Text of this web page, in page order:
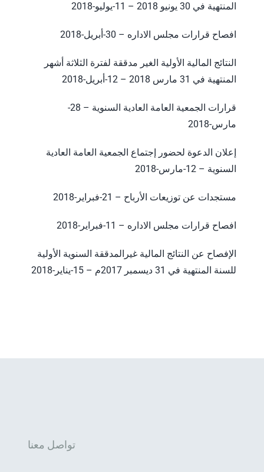
المنتهية في 30 يونيو 2018 – 11-يوليو-2018
افصاح قرارات مجلس الاداره – 30-أبريل-2018
النتائج المالية الأولية الغير مدققة لفترة الثلاثة أشهر
المنتهية في 31 مارس 2018 – 12-أبريل-2018
قرارات الجمعية العامة العادية السنوية – 28-
مارس-2018
إعلان الدعوة لحضور إجتماع الجمعية العامة العادية
السنوية – 12-مارس-2018
مستجدات عن توزيعات الأرباح – 21-فبراير-2018
افصاح قرارات مجلس الاداره – 11-فبراير-2018
الإفصاح عن النتائج المالية غيرالمدققة السنوية الأولية
للسنة المنتهية في 31 ديسمبر 2017م – 15-يناير-2018
تواصل معنا